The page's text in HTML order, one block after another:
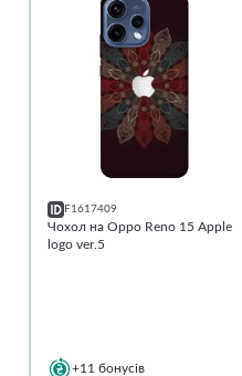
F1617409
Чохол на Oppo Reno 15 Apple
logo ver.5
+11 бонусів